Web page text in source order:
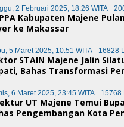
2 Februari 2025, 18:26 WITA
Kabupaten Majene
ke Makassar
5 Maret 2025, 10:51 WITA 16828
STAIN Majene Jalin
Bahas Transformasi
6 Maret 2025, 23:45 WITA 15768
UT Majene Temui
Pengembangan Kota